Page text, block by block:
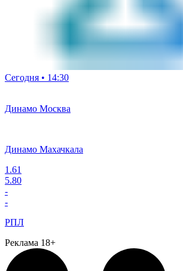
Сегодня • 14:30
Динамо Москва
Динамо Махачкала
1.61
5.80
-
-
РПЛ
Реклама 18+